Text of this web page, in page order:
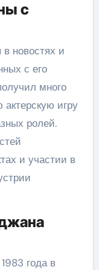
с
новостях и
с его
много
игру
ролей.
и участии в
года в